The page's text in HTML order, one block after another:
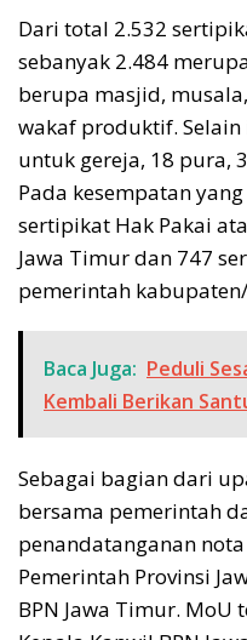
Dari total 2.532
sebanyak 2.484
berupa masjid,
wakaf produktif.
untuk gereja, 18 pura,
Pada kesempatan
sertipikat Hak Pakai
Jawa Timur dan 747
pemerintah
Baca Juga: Peduli
Kembali Berikan
Sebagai bagian dari
bersama pemerintah
penandatanganan
Pemerintah Provinsi
BPN Jawa Timur.